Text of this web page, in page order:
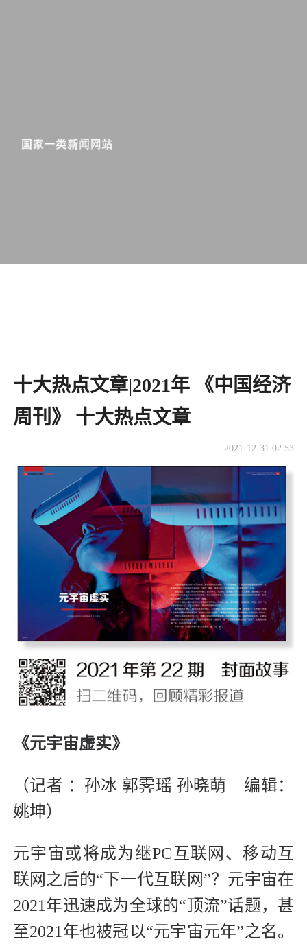
十大热点文章|2021年 《中国经济
周刊》 十大热点文章
2021-12-31 02:53
《元宇宙虚实》
（记者 ：孙冰 郭霁瑶 孙晓萌 编辑：
姚坤）
元宇宙或将成为继PC互联网、移动互
联网之后的“下一代互联网”？元宇宙在
2021年迅速成为全球的“顶流”话题，甚
至2021年也被冠以“元宇宙元年”之名。